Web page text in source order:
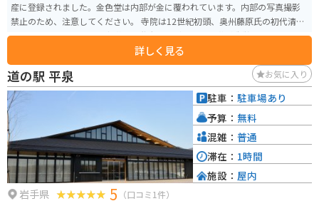
産に登録されました。金色堂は内部が金に覆われています。内部の写真撮影
禁止のため、注意してください。 寺院は12世紀初頭、奥州藤原氏の初代清衡
公によって建立され、多宝塔や二階大堂など多くの堂塔が造営されました。
その目的は、前九年役・後三年役という長い戦乱で亡くなった人々の霊を慰
め、仏国土を建築することでした。 14世紀に堂塔の多くは焼失しましたが、
金色堂をはじめとする3000点以上の国宝や重要文化財が現存し、東日本随一
の平安仏教美術の宝庫とされています。 中尊寺の表参道である月見坂は樹齢3
50～400年の杉が並び、その多くは江戸時代に伊達藩によって植樹されたも
のです。月見坂を登ると、本堂の手前左側に「弁慶堂」（正式には「愛宕
堂」とも呼ばれる）があり、武蔵坊弁慶の木像や弁慶と義経にまつわる像が
安置されています。 拝観時間は3月1日から11月3日までが8:30～17:00、11月
4日から2月末日までが8:30～16:30です。拝観料は大人800円、高校生500
円、中学生300円、小学生200円です。
詳しく見る
道の駅 平泉 お気に入り
岩手県 5 （口コミ1件）
駐車： 駐車場あり
予算： 無料
混雑： 普通
滞在： 1時間
施設： 屋内